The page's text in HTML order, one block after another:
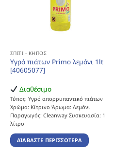
ΣΠΊΤΙ - ΚΉΠΟΣ
Υγρό πιάτων Primo λεμόνι 1lt
[40605077]
Διαθέσιμο
Τύπος: Υγρό απορρυπαντικό πιάτων
Χρώμα: Κίτρινο Άρωμα: Λεμόνι
Παραγωγός: Cleanway Συσκευασία: 1
λίτρο
ΔΙΑΒΆΣΤΕ ΠΕΡΙΣΣΌΤΕΡΑ